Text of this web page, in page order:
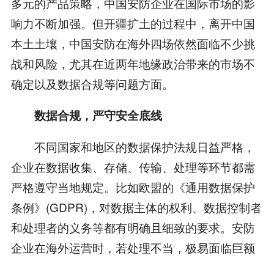
响力不断加强。但开疆扩土的过程中，离开中国
本土土壤，中国安防在海外四场依然面临不少挑
战和风险，尤其在近两年地缘政治带来的市场不
确定以及数据合规等问题方面。
数据合规，严守安全底线
不同国家和地区的数据保护法规日益严格，
企业在数据收集、存储、传输、处理等环节都需
严格遵守当地规定。比如欧盟的《通用数据保护
条例》(GDPR)，对数据主体的权利、数据控制者
和处理者的义务等都有明确且细致的要求。安防
企业在海外运营时，若处理不当，极易面临巨额